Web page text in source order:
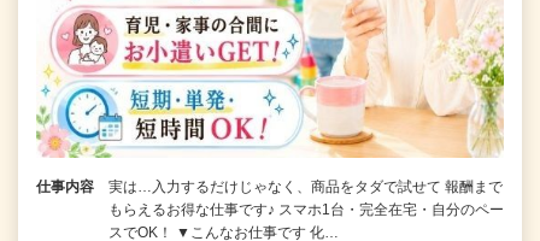
仕事内容
実は…入力するだけじゃなく、商品をタダで試せて 報酬まで
もらえるお得な仕事です♪ スマホ1台・完全在宅・自分のペー
スでOK！ ▼こんなお仕事です 化…